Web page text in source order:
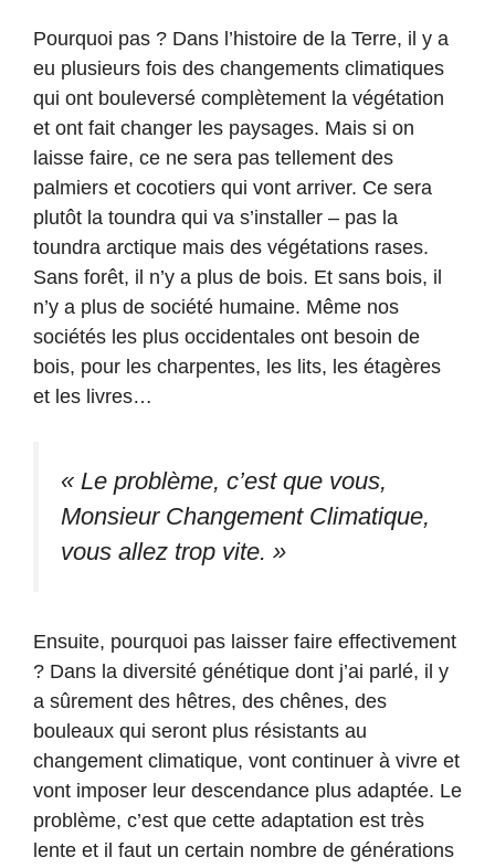
Pourquoi pas ? Dans l’histoire de la Terre, il y a
eu plusieurs fois des changements climatiques
qui ont bouleversé complètement la végétation
et ont fait changer les paysages. Mais si on
laisse faire, ce ne sera pas tellement des
palmiers et cocotiers qui vont arriver. Ce sera
plutôt la toundra qui va s’installer – pas la
toundra arctique mais des végétations rases.
Sans forêt, il n’y a plus de bois. Et sans bois, il
n’y a plus de société humaine. Même nos
sociétés les plus occidentales ont besoin de
bois, pour les charpentes, les lits, les étagères
et les livres…
« Le problème, c’est que vous,
Monsieur Changement Climatique,
vous allez trop vite. »
Ensuite, pourquoi pas laisser faire effectivement
? Dans la diversité génétique dont j’ai parlé, il y
a sûrement des hêtres, des chênes, des
bouleaux qui seront plus résistants au
changement climatique, vont continuer à vivre et
vont imposer leur descendance plus adaptée. Le
problème, c’est que cette adaptation est très
lente et il faut un certain nombre de générations